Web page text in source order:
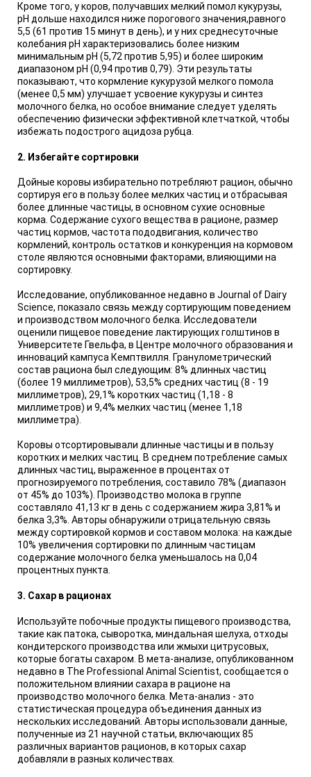
Кроме того, у коров, получавших мелкий помол кукурузы,
рН дольше находился ниже порогового значения,равного
5,5 (61 против 15 минут в день), и у них среднесуточные
колебания pH характеризовались более низким
минимальным pH (5,72 против 5,95) и более широким
диапазоном pH (0,94 против 0,79). Эти результаты
показывают, что кормление кукурузой мелкого помола
(менее 0,5 мм) улучшает усвоение кукурузы и синтез
молочного белка, но особое внимание следует уделять
обеспечению физически эффективной клетчаткой, чтобы
избежать подострого ацидоза рубца.
2. Избегайте сортировки
Дойные коровы избирательно потребляют рацион, обычно
сортируя его в пользу более мелких частиц и отбрасывая
более длинные частицы, в основном сухие основные
корма. Содержание сухого вещества в рационе, размер
частиц кормов, частота пододвигания, количество
кормлений, контроль остатков и конкуренция на кормовом
столе являются основными факторами, влияющими на
сортировку.
Исследование, опубликованное недавно в Journal of Dairy
Science, показало связь между сортирующим поведением
и производством молочного белка. Исследователи
оценили пищевое поведение лактирующих голштинов в
Университете Гвельфа, в Центре молочного образования и
инноваций кампуса Кемптвилля. Гранулометрический
состав рациона был следующим: 8% длинных частиц
(более 19 миллиметров), 53,5% средних частиц (8 - 19
миллиметров), 29,1% коротких частиц (1,18 - 8
миллиметров) и 9,4% мелких частиц (менее 1,18
миллиметра).
Коровы отсортировывали длинные частицы и в пользу
коротких и мелких частиц. В среднем потребление самых
длинных частиц, выраженное в процентах от
прогнозируемого потребления, составило 78% (диапазон
от 45% до 103%). Производство молока в группе
составляло 41,13 кг в день с содержанием жира 3,81% и
белка 3,3%. Авторы обнаружили отрицательную связь
между сортировкой кормов и составом молока: на каждые
10% увеличения сортировки по длинным частицам
содержание молочного белка уменьшалось на 0,04
процентных пункта.
3. Сахар в рационах
Используйте побочные продукты пищевого производства,
такие как патока, сыворотка, миндальная шелуха, отходы
кондитерского производства или жмыхи цитрусовых,
которые богаты сахаром. В мета-анализе, опубликованном
недавно в The Professional Animal Scientist, сообщается о
положительном влиянии сахара в рационе на
производство молочного белка. Мета-анализ - это
статистическая процедура объединения данных из
нескольких исследований. Авторы использовали данные,
полученные из 21 научной статьи, включающих 85
различных вариантов рационов, в которых сахар
добавляли в разных количествах.